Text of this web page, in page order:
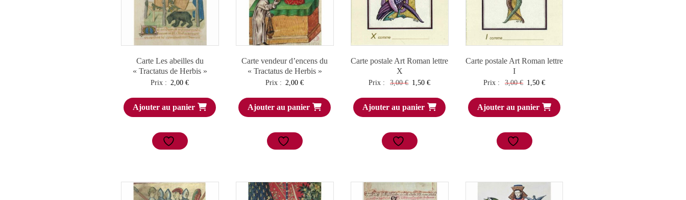
Carte Les abeilles du
« Tractatus de Herbis »
Prix : 2,00€
Ajouter au panier
Carte vendeur d’encens du
« Tractatus de Herbis »
Prix : 2,00€
Ajouter au panier
Carte postale Art Roman lettre
X
Prix : 3,00€ Le
initial
3,00 €.
1,50€Le
actuel
Ajouter au panier
Carte postale Art Roman lettre
I
Prix : 3,00€ Le
initial
3,00 €.
1,50€Le
actuel
Ajouter au panier